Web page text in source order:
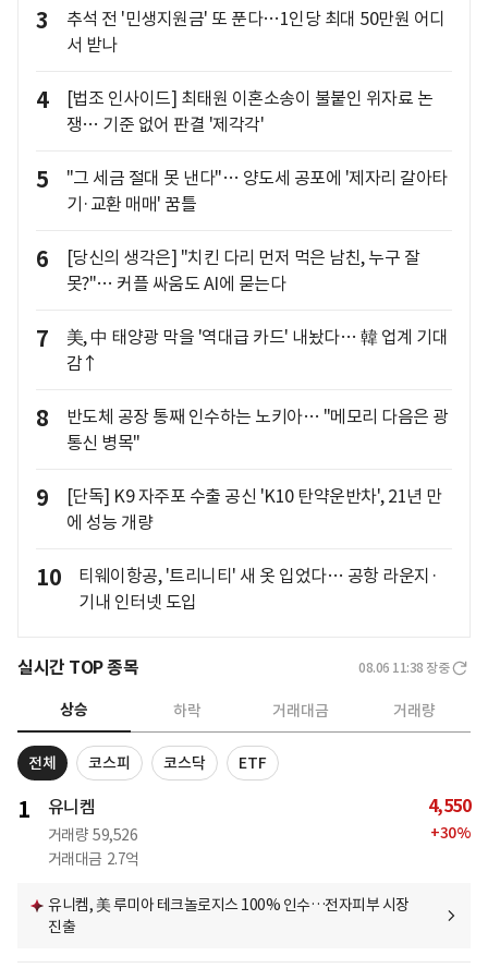
3
추석 전 '민생지원금' 또 푼다…1인당 최대 50만원 어디
서 받나
4
[법조 인사이드] 최태원 이혼소송이 불붙인 위자료 논
쟁… 기준 없어 판결 '제각각'
5
"그 세금 절대 못 낸다"… 양도세 공포에 '제자리 갈아타
기·교환 매매' 꿈틀
6
[당신의 생각은] "치킨 다리 먼저 먹은 남친, 누구 잘
못?"… 커플 싸움도 AI에 묻는다
7
美, 中 태양광 막을 '역대급 카드' 내놨다… 韓 업계 기대
감↑
8
반도체 공장 통째 인수하는 노키아… "메모리 다음은 광
통신 병목"
9
[단독] K9 자주포 수출 공신 'K10 탄약운반차', 21년 만
에 성능 개량
10
티웨이항공, '트리니티' 새 옷 입었다… 공항 라운지·
기내 인터넷 도입
실시간 TOP 종목 08.06 11:38 장중
상승 하락 거래대금 거래량
전체 코스피 코스닥 ETF
1 유니켐
거래량 59,526
거래대금 2.7억
4,550
+30%
유니켐, 美 루미아 테크놀로지스 100% 인수…전자피부 시장
진출